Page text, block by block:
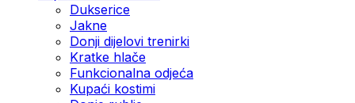
Dukserice
Jakne
Donji dijelovi trenirki
Kratke hlače
Funkcionalna odjeća
Kupaći kostimi